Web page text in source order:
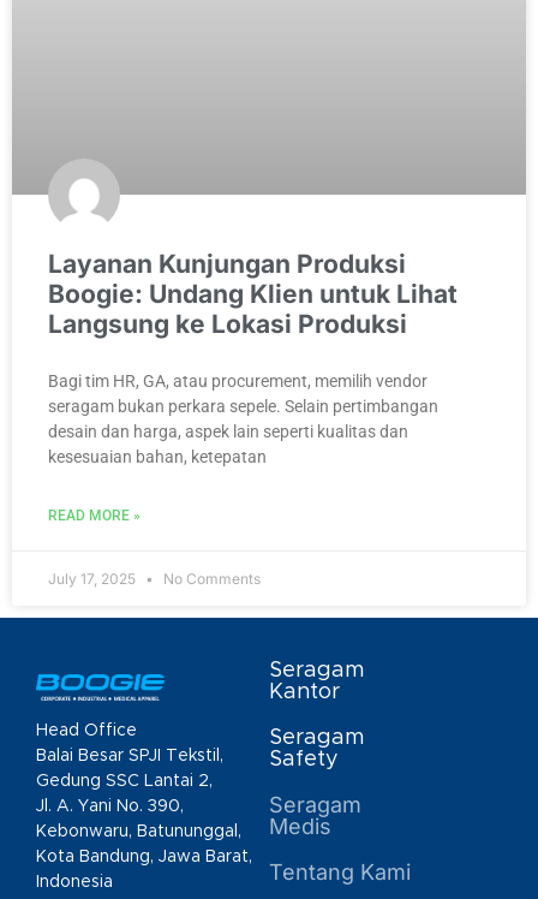
Layanan Kunjungan Produksi
Boogie: Undang Klien untuk Lihat
Langsung ke Lokasi Produksi
Bagi tim HR, GA, atau procurement, memilih vendor
seragam bukan perkara sepele. Selain pertimbangan
desain dan harga, aspek lain seperti kualitas dan
kesesuaian bahan, ketepatan
READ MORE »
July 17, 2025 No Comments
Head Office
Balai Besar SPJI Tekstil,
Gedung SSC Lantai 2,
Jl. A. Yani No. 390,
Kebonwaru, Batununggal,
Kota Bandung, Jawa Barat,
Indonesia
Seragam
Kantor
Seragam
Safety
Seragam
Medis
Tentang Kami